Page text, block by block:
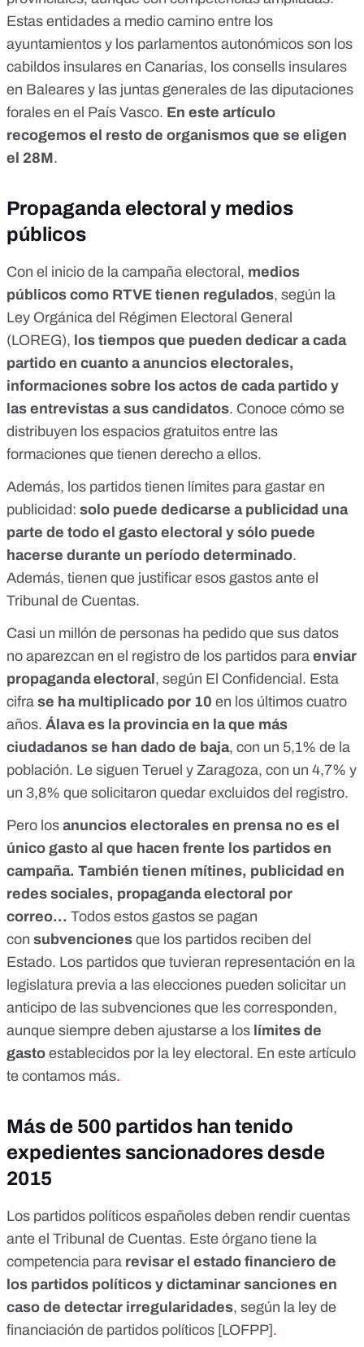
Estas entidades a medio camino entre los
ayuntamientos y los parlamentos autonómicos son los
cabildos insulares en Canarias, los consells insulares
en Baleares y las juntas generales de las diputaciones
forales en el País Vasco. En este artículo
recogemos el resto de organismos que se eligen
el 28M.
Propaganda electoral y medios
públicos
Con el inicio de la campaña electoral, medios
públicos como RTVE tienen regulados, según la
Ley Orgánica del Régimen Electoral General
(LOREG), los tiempos que pueden dedicar a cada
partido en cuanto a anuncios electorales,
informaciones sobre los actos de cada partido y
las entrevistas a sus candidatos. Conoce cómo se
distribuyen los espacios gratuitos entre las
formaciones que tienen derecho a ellos.
Además, los partidos tienen límites para gastar en
publicidad: solo puede dedicarse a publicidad una
parte de todo el gasto electoral y sólo puede
hacerse durante un período determinado.
Además, tienen que justificar esos gastos ante el
Tribunal de Cuentas.
Casi un millón de personas ha pedido que sus datos
no aparezcan en el registro de los partidos para enviar
propaganda electoral, según El Confidencial. Esta
cifra se ha multiplicado por 10 en los últimos cuatro
años. Álava es la provincia en la que más
ciudadanos se han dado de baja, con un 5,1% de la
población. Le siguen Teruel y Zaragoza, con un 4,7% y
un 3,8% que solicitaron quedar excluidos del registro.
Pero los anuncios electorales en prensa no es el
único gasto al que hacen frente los partidos en
campaña. También tienen mítines, publicidad en
redes sociales, propaganda electoral por
correo… Todos estos gastos se pagan
con subvenciones que los partidos reciben del
Estado. Los partidos que tuvieran representación en la
legislatura previa a las elecciones pueden solicitar un
anticipo de las subvenciones que les corresponden,
aunque siempre deben ajustarse a los límites de
gasto establecidos por la ley electoral. En este artículo
te contamos más.
Más de 500 partidos han tenido
expedientes sancionadores desde
2015
Los partidos políticos españoles deben rendir cuentas
ante el Tribunal de Cuentas. Este órgano tiene la
competencia para revisar el estado financiero de
los partidos políticos y dictaminar sanciones en
caso de detectar irregularidades, según la ley de
financiación de partidos políticos [LOFPP].